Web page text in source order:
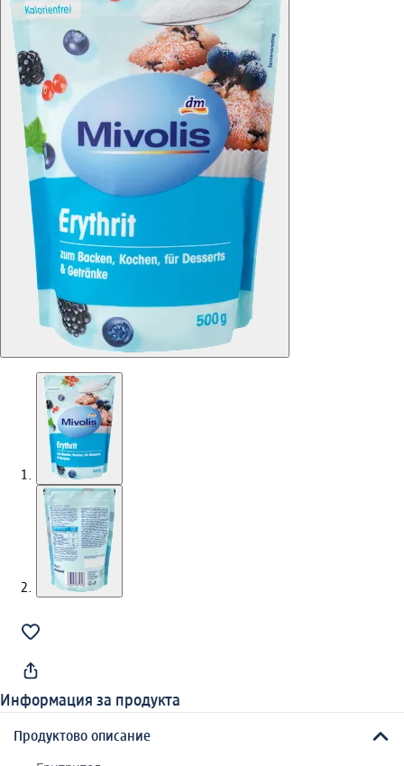
Информация за продукта
Продуктово описание